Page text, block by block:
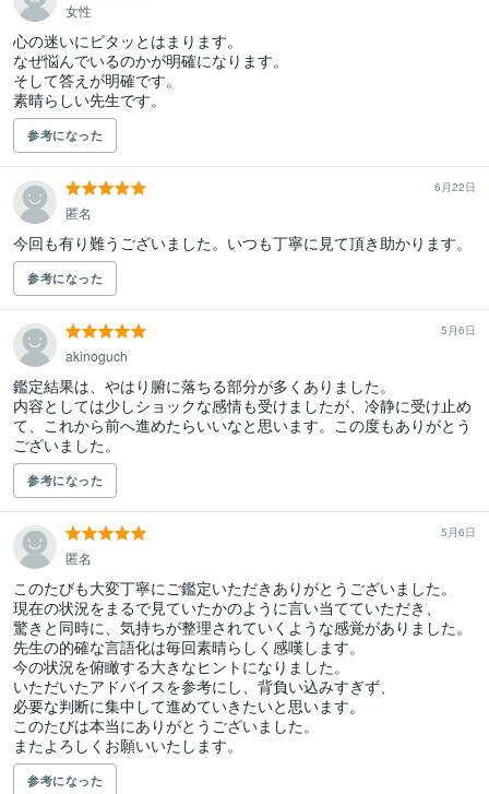
女性
心の迷いにピタッとはまります。
なぜ悩んでいるのかが明確になります。
そして答えが明確です。
素晴らしい先生です。
参考になった
6月22日
匿名
今回も有り難うございました。いつも丁寧に見て頂き助かります。
参考になった
5月6日
akinoguch
鑑定結果は、やはり腑に落ちる部分が多くありました。
内容としては少しショックな感情も受けましたが、冷静に受け止め
て、これから前へ進めたらいいなと思います。この度もありがとう
ございました。
参考になった
5月6日
匿名
このたびも大変丁寧にご鑑定いただきありがとうございました。
現在の状況をまるで見ていたかのように言い当てていただき、
驚きと同時に、気持ちが整理されていくような感覚がありました。
先生の的確な言語化は毎回素晴らしく感嘆します。
今の状況を俯瞰する大きなヒントになりました。
いただいたアドバイスを参考にし、背負い込みすぎず、
必要な判断に集中して進めていきたいと思います。
このたびは本当にありがとうございました。
またよろしくお願いいたします。
参考になった